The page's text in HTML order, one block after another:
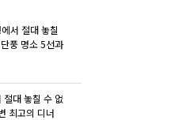
서 절대 놓칠
풍 명소 5선과
대 놓칠 수 없
최고의 디너